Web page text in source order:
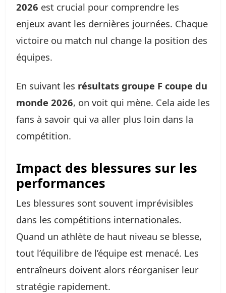
2026 est crucial pour comprendre les
enjeux avant les dernières journées. Chaque
victoire ou match nul change la position des
équipes.
En suivant les résultats groupe F coupe du
monde 2026, on voit qui mène. Cela aide les
fans à savoir qui va aller plus loin dans la
compétition.
Impact des blessures sur les
performances
Les blessures sont souvent imprévisibles
dans les compétitions internationales.
Quand un athlète de haut niveau se blesse,
tout l’équilibre de l’équipe est menacé. Les
entraîneurs doivent alors réorganiser leur
stratégie rapidement.